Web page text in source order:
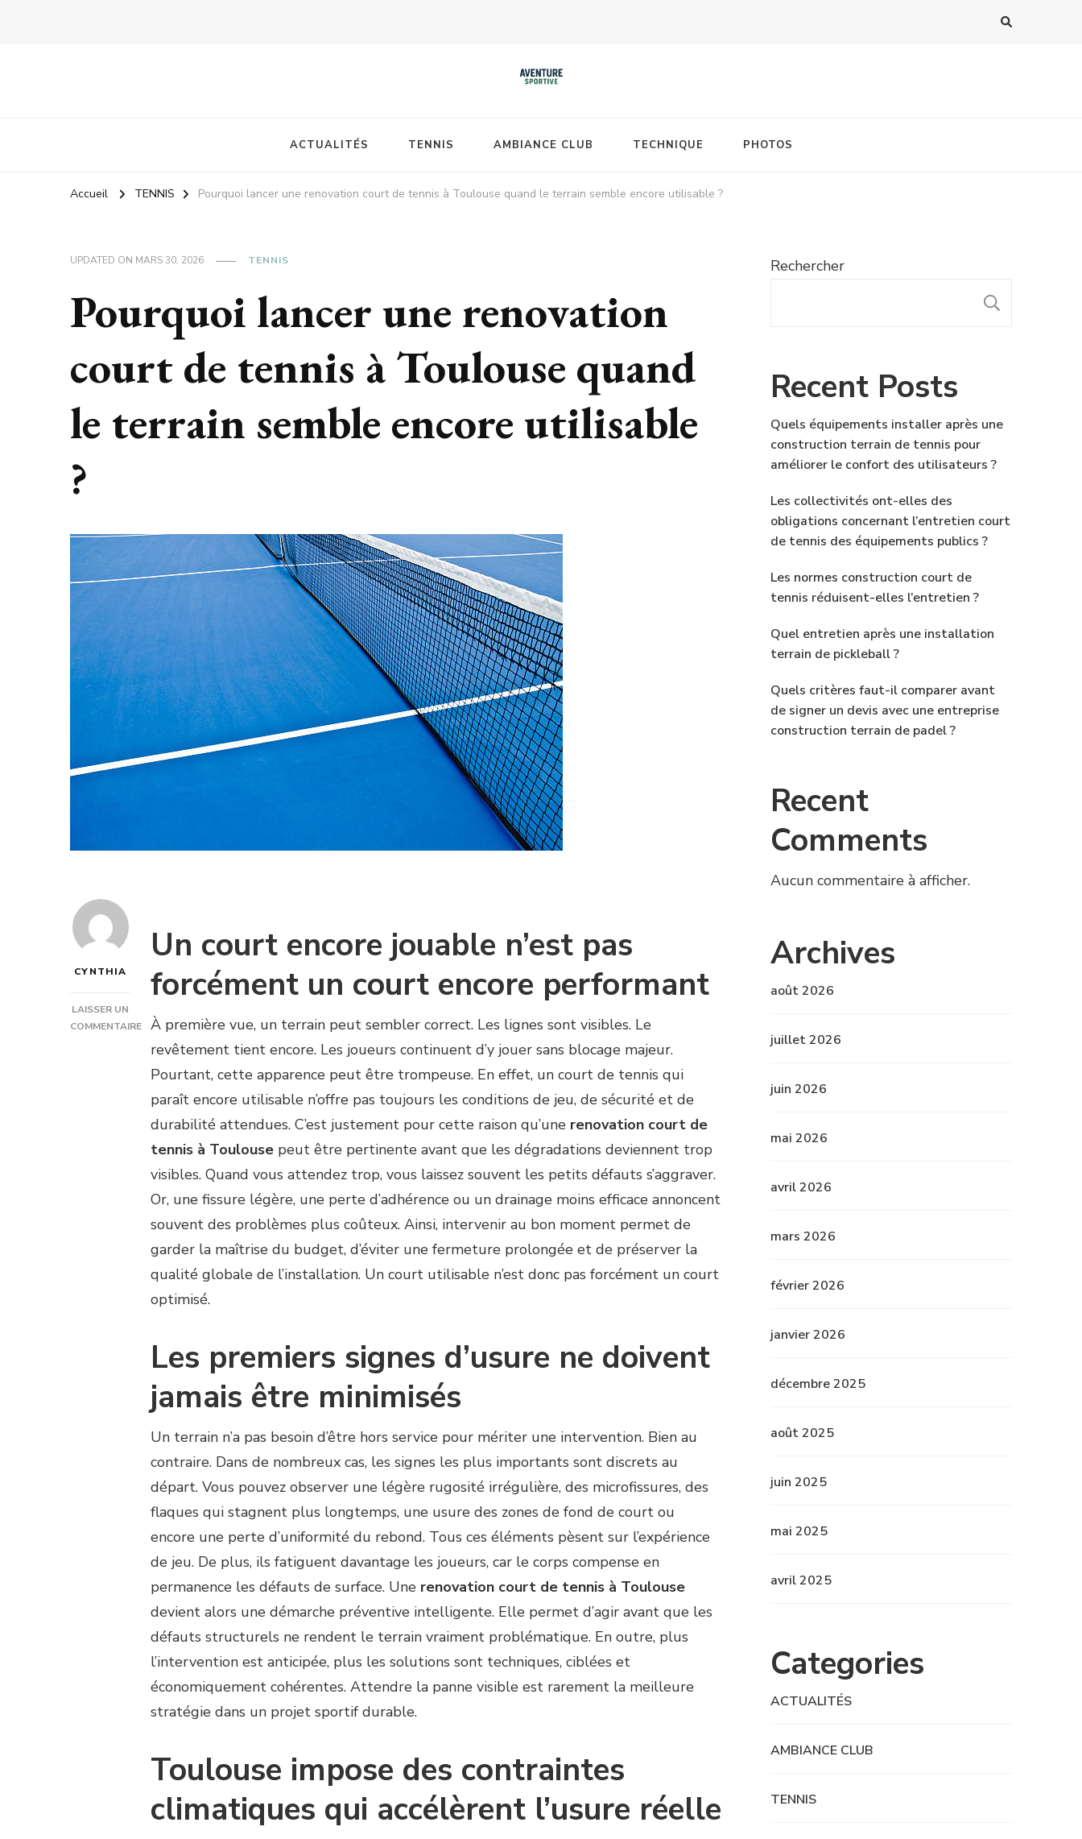
ACTUALITÉS TENNIS AMBIANCE CLUB TECHNIQUE PHOTOS
Accueil TENNIS Pourquoi lancer une renovation court de tennis à Toulouse quand le terrain semble encore utilisable ?
UPDATED ON MARS 30, 2026 TENNIS
Pourquoi lancer une renovation
court de tennis à Toulouse quand
le terrain semble encore utilisable
?
CYNTHIA
LAISSER UN
COMMENTAIRE
RENOVATION
TOULOUSE
UTILISABLE
Un court encore jouable n’est pas
forcément un court encore performant
À première vue, un terrain peut sembler correct. Les lignes sont visibles. Le
revêtement tient encore. Les joueurs continuent d’y jouer sans blocage majeur.
Pourtant, cette apparence peut être trompeuse. En effet, un court de tennis qui
paraît encore utilisable n’offre pas toujours les conditions de jeu, de sécurité et de
durabilité attendues. C’est justement pour cette raison qu’une renovation court de
tennis à Toulouse peut être pertinente avant que les dégradations deviennent trop
visibles. Quand vous attendez trop, vous laissez souvent les petits défauts s’aggraver.
Or, une fissure légère, une perte d’adhérence ou un drainage moins efficace annoncent
souvent des problèmes plus coûteux. Ainsi, intervenir au bon moment permet de
garder la maîtrise du budget, d’éviter une fermeture prolongée et de préserver la
qualité globale de l’installation. Un court utilisable n’est donc pas forcément un court
optimisé.
Les premiers signes d’usure ne doivent
jamais être minimisés
Un terrain n’a pas besoin d’être hors service pour mériter une intervention. Bien au
contraire. Dans de nombreux cas, les signes les plus importants sont discrets au
départ. Vous pouvez observer une légère rugosité irrégulière, des microfissures, des
flaques qui stagnent plus longtemps, une usure des zones de fond de court ou
encore une perte d’uniformité du rebond. Tous ces éléments pèsent sur l’expérience
de jeu. De plus, ils fatiguent davantage les joueurs, car le corps compense en
permanence les défauts de surface. Une renovation court de tennis à Toulouse
devient alors une démarche préventive intelligente. Elle permet d’agir avant que les
défauts structurels ne rendent le terrain vraiment problématique. En outre, plus
l’intervention est anticipée, plus les solutions sont techniques, ciblées et
économiquement cohérentes. Attendre la panne visible est rarement la meilleure
stratégie dans un projet sportif durable.
Toulouse impose des contraintes
climatiques qui accélèrent l’usure réelle
Rechercher
Recent Posts
Quels équipements installer après une
construction terrain de tennis pour
améliorer le confort des utilisateurs ?
Les collectivités ont-elles des
obligations concernant l’entretien court
de tennis des équipements publics ?
Les normes construction court de
tennis réduisent-elles l’entretien ?
Quel entretien après une installation
terrain de pickleball ?
Quels critères faut-il comparer avant
de signer un devis avec une entreprise
construction terrain de padel ?
Recent
Comments
Aucun commentaire à afficher.
Archives
août 2026
juillet 2026
juin 2026
mai 2026
avril 2026
mars 2026
février 2026
janvier 2026
décembre 2025
août 2025
juin 2025
mai 2025
avril 2025
Categories
ACTUALITÉS
AMBIANCE CLUB
TENNIS